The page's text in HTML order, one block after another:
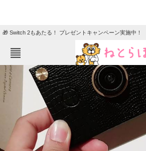
🎁 Switch 2もあたる！ プレゼントキャンペーン実施中！
ねとらぼメニュー
TOP ニュース
クイズ
グルメ 地域
教育・育児